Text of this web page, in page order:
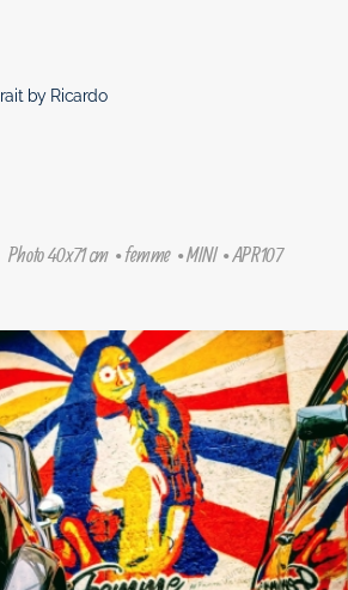
by Ricardo
Photo 40x71 cm • femme • MINI • APR107